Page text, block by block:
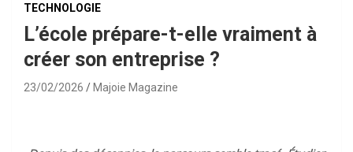
TECHNOLOGIE
L’école prépare-t-elle vraiment à
créer son entreprise ?
23/02/2026 Majoie Magazine